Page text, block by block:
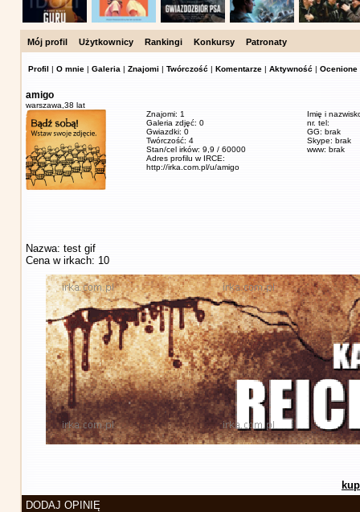
Mój profil Użytkownicy Rankingi Konkursy Patronaty
Profil | O mnie | Galeria | Znajomi | Twórczość | Komentarze | Aktywność | Ocenione
amigo
warszawa, 38 lat
Znajomi: 1
Galeria zdjęć: 0
Gwiazdki: 0
Twórczość: 4
Stan/cel irków: 9,9 / 60000
Adres profilu w IRCE:
http://irka.com.pl/u/amigo
Imię i
nr. tel:
GG: brak
Skype: brak
www: brak
Nazwa: test gif
Cena w irkach: 10
DODAJ OPINIĘ